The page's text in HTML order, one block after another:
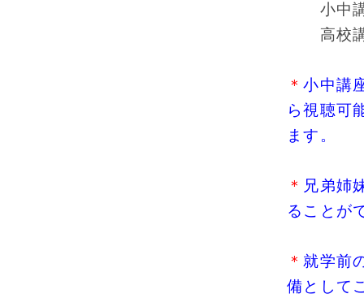
小中講
高校講
＊小中講
ら視聴可
ます。
＊ 兄弟姉
ることが
＊ 就学前
備として